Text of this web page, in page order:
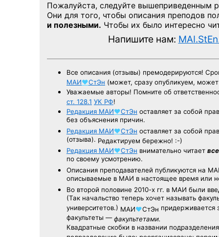
Пожалуйста, следуйте вышеприведенным
Они для того, чтобы описания преподов
и полезными. Чтобы их было интересно
Напишите нам:
Все описания (отзывы) премодерируются!
МАИ♥СтЭн (может, сразу опубликуем,
Уважаемые авторы! Помните об
ст. 128.1 УК РФ!
Редакция МАИ♥СтЭн оставляет за собой
без объяснения причин.
Редакция МАИ♥СтЭн оставляет за собой
(отзыва). Редактируем бережно! :-)
Редакция МАИ♥СтЭн внимательно читает все
по своему усмотрению.
Описания преподавателей публикуются на
описываемые в МАИ в настоящее время или
Во второй половине 2010-х гг. в МАИ были
(Так начальство теперь хочет называть
университетов.) МАИ♥СтЭн придерживается
факультеты —факультетами.
Квадратные скобки в названии